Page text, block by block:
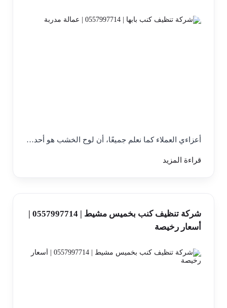
أعزاءي العملاء كما نعلم جميعًا، أن لوح الخشب هو أحد…
قراءة المزيد
شركة تنظيف كنب بخميس مشيط | 0557997714 |
أسعار رخيصة